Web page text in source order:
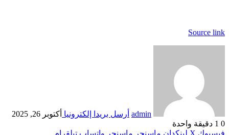
Source link
admin أرسل بريدا إلكترونيا أكتوبر 26, 2025
0
دقيقة واحدة
فيسبوك ‫X لينكدإن ماسنجر ماسنجر واتساب تيلقرام